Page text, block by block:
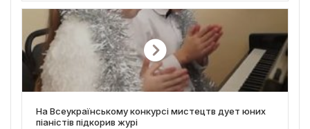
На Всеукраїнському конкурсі мистецтв дует юних
піаністів підкорив журі